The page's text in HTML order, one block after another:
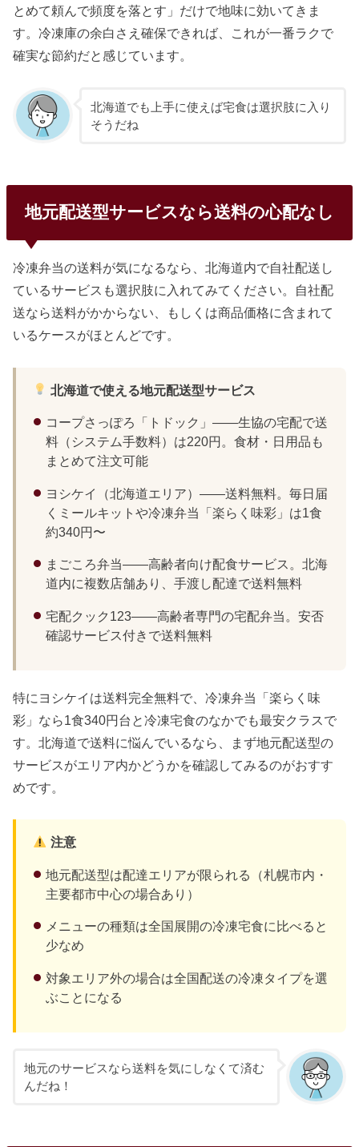
とめて頼んで頻度を落とす」だけで地味に効いてきま
す。冷凍庫の余白さえ確保できれば、これが一番ラクで
確実な節約だと感じています。
北海道でも上手に使えば宅食は選択肢に入り
そうだね
地元配送型サービスなら送料の心配なし
冷凍弁当の送料が気になるなら、北海道内で自社配送し
ているサービスも選択肢に入れてみてください。自社配
送なら送料がかからない、もしくは商品価格に含まれて
いるケースがほとんどです。
北海道で使える地元配送型サービス
コープさっぽろ「トドック」——生協の宅配で送
料（システム手数料）は220円。食材・日用品も
まとめて注文可能
ヨシケイ（北海道エリア）——送料無料。毎日届
くミールキットや冷凍弁当「楽らく味彩」は1食
約340円〜
まごころ弁当——高齢者向け配食サービス。北海
道内に複数店舗あり、手渡し配達で送料無料
宅配クック123——高齢者専門の宅配弁当。安否
確認サービス付きで送料無料
特にヨシケイは送料完全無料で、冷凍弁当「楽らく味
彩」なら1食340円台と冷凍宅食のなかでも最安クラスで
す。北海道で送料に悩んでいるなら、まず地元配送型の
サービスがエリア内かどうかを確認してみるのがおすす
めです。
注意
地元配送型は配達エリアが限られる（札幌市内・
主要都市中心の場合あり）
メニューの種類は全国展開の冷凍宅食に比べると
少なめ
対象エリア外の場合は全国配送の冷凍タイプを選
ぶことになる
地元のサービスなら送料を気にしなくて済む
んだね！